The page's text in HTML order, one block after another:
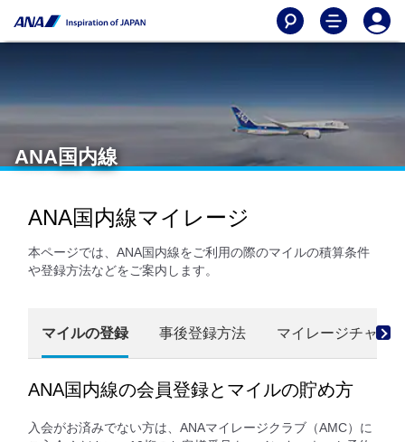
ANA国内線
ANA国内線マイレージ
本ページでは、ANA国内線をご利用の際のマイルの積算条件
や登録方法などをご案内します。
マイルの登録 事後登録方法 マイレージチャー
ANA国内線の会員登録とマイルの貯め方
入会がお済みでない方は、ANAマイレージクラブ（AMC）に